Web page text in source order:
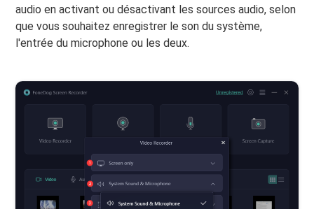
audio en activant ou désactivant les sources audio, selon
que vous souhaitez enregistrer le son du système,
l'entrée du microphone ou les deux.